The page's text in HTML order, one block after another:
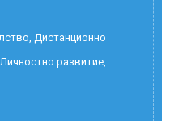
, Дистанционно
Личностно развитие,